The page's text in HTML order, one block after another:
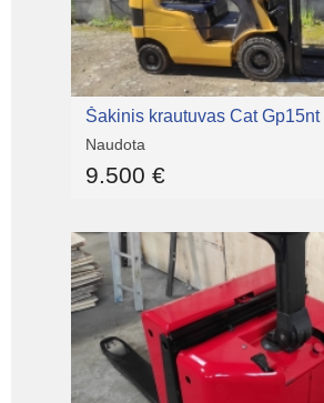
Šakinis krautuvas Cat Gp15nt
Naudota
9.500 €